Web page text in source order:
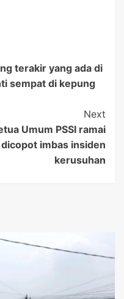
terakir yang ada di
sempat di kepung
Next
Umum PSSI ramai
imbas insiden
kerusuhan